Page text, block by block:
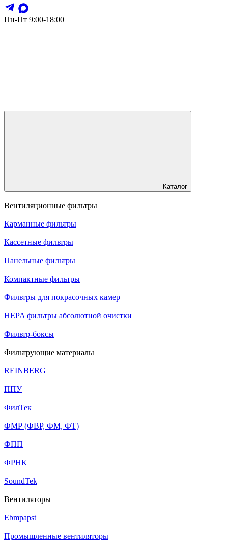
Пн-Пт 9:00-18:00
Каталог
Вентиляционные фильтры
Карманные фильтры
Кассетные фильтры
Панельные фильтры
Компактные фильтры
Фильтры для покрасочных камер
HEPA фильтры абсолютной очистки
Фильтр-боксы
Фильтрующие материалы
REINBERG
ППУ
ФилТек
ФМР (ФВР, ФМ, ФТ)
ФПП
ФРНК
SoundTek
Вентиляторы
Ebmpapst
Промышленные вентиляторы